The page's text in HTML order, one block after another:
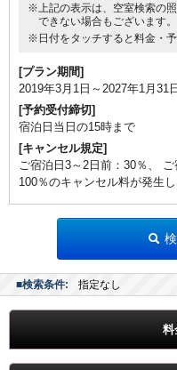
※上記の表示は、空室検索の
できない場合もございます。
※日付をタッチすると料金・予
[プラン期間]
2019年3月1日～2027年1月31日
[予約受付締切]
宿泊日当日の15時まで
[キャンセル規定]
ご宿泊日3～2日前：30％、
100％のキャンセル料が発生し
■検索条件: 指定なし
料